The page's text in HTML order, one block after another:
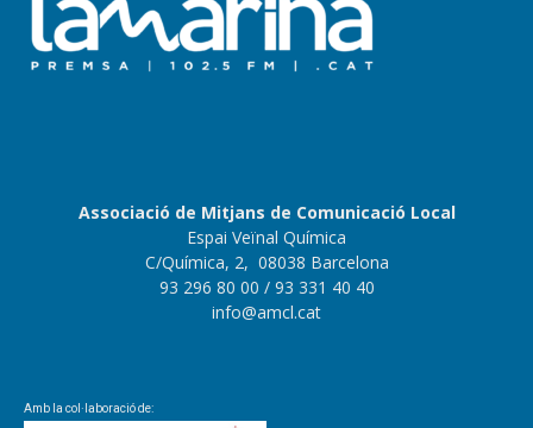
Associació de Mitjans de Comunicació Local
Espai Veïnal Química
C/Química, 2, 08038 Barcelona
93 296 80 00 / 93 331 40 40
info@amcl.cat
Amb la col·laboració de: